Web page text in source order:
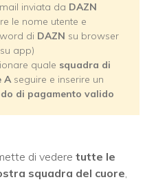
inviata da DAZN
le nome utente e
di DAZN su browser
app)
quale squadra di
Aseguire e inserire un
di pagamento valido
di vedere tutte le
squadra del cuore,